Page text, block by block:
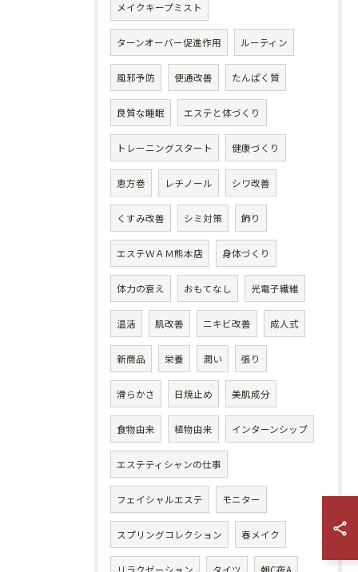
メイクキープミスト
ターンオーバー促進作用 ルーティン
風邪予防 便通改善 たんぱく質
良質な睡眠 エステと体づくり
トレーニングスタート 健康づくり
恵方巻 レチノール シワ改善
くすみ改善 シミ対策 飾り
エステＷＡＭ熊本店 身体づくり
体力の衰え おもてなし 光電子繊維
温活 肌改善 ニキビ改善 成人式
新商品 栄養 潤い 張り
滑らかさ 日焼止め 美肌成分
食物由来 植物由来 インターンシップ
エステティシャンの仕事
フェイシャルエステ モニター
スプリングコレクション 春メイク